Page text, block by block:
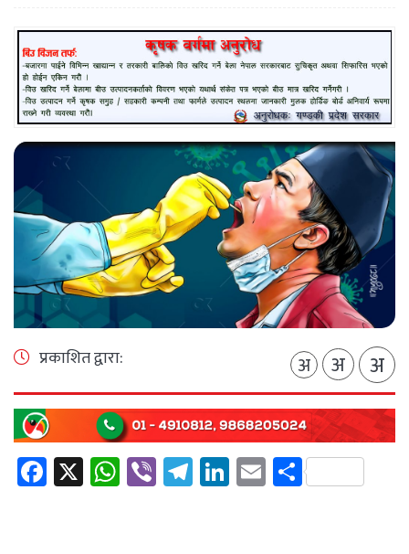
प्रकाशित द्वारा: अ अ अ
Facebook
X WhatsApp
ViberTelegram
LinkedIn
EmailShare